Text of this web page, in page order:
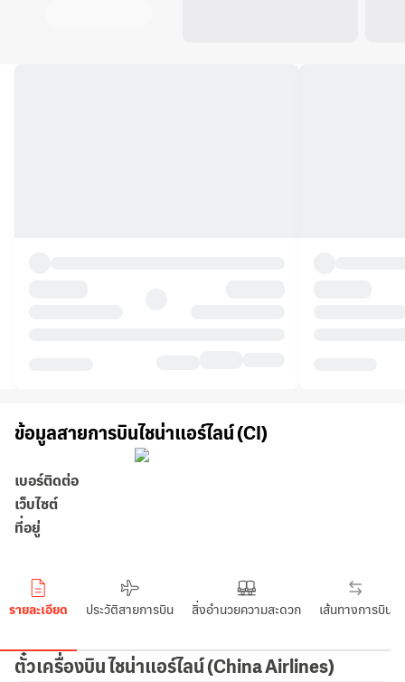
ข้อมูลสายการบินไชน่าแอร์ไลน์ (CI)
เบอร์ติดต่อ
เว็บไซต์
ที่อยู่
รายละเอียด ประวัติสายการบิน สิ่งอำนวยความสะดวก เส้นทางการบิน
ตั๋วเครื่องบิน ไชน่าแอร์ไลน์(China Airlines)